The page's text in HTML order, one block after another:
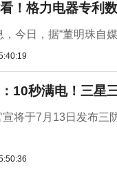
！格力电器专利
，今日，据“董明珠自
10秒满电！三星
宣将于7月13日发布三